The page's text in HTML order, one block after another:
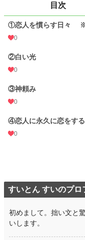
月間ポイント 28 pt (93,489
累計ポイント
目次
①恋人を慣らす日々
0
②白い光
0
③神頼み
0
④恋人に永久に恋を
0
すいとん すいのプロ
初めまして。拙い文と
いします。